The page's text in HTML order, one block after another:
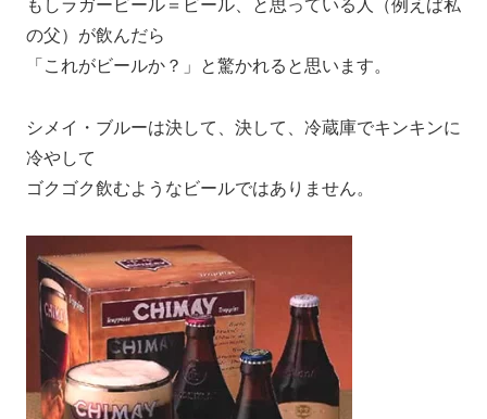
もしラガービール＝ビール、と思っている人（例えば私
の父）が飲んだら
「これがビールか？」と驚かれると思います。
シメイ・ブルーは決して、決して、冷蔵庫でキンキンに
冷やして
ゴクゴク飲むようなビールではありません。